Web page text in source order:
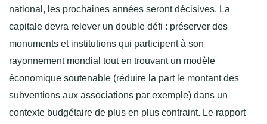
national, les prochaines années seront décisives. La
capitale devra relever un double défi : préserver des
monuments et institutions qui participent à son
rayonnement mondial tout en trouvant un modèle
économique soutenable (réduire la part le montant des
subventions aux associations par exemple) dans un
contexte budgétaire de plus en plus contraint. Le rapport